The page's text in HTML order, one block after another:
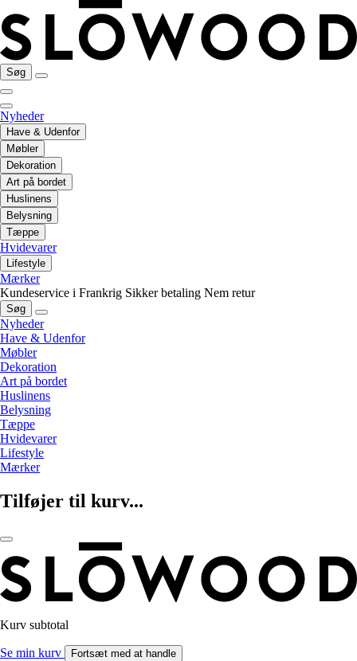
Søg
Nyheder
Have & Udenfor
Møbler
Dekoration
Art på bordet
Huslinens
Belysning
Tæppe
Hvidevarer
Lifestyle
Mærker
Kundeservice i Frankrig Sikker betaling Nem retur
Søg
Nyheder
Have & Udenfor
Møbler
Dekoration
Art på bordet
Huslinens
Belysning
Tæppe
Hvidevarer
Lifestyle
Mærker
Tilføjer til kurv...
Kurv subtotal
Se min kurv Fortsæt med at handle